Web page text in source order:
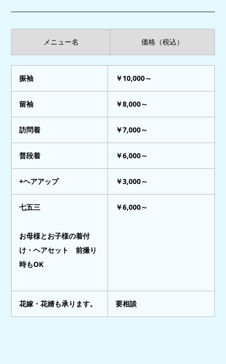
メニュー名 価格（税込）
振袖 ￥10,000～
留袖 ￥8,000～
訪問着 ￥7,000～
普段着 ￥6,000～
+ヘアアップ ￥3,000～
七五三
お母様とお子様の着付
け・ヘアセット 前撮り
時もOK
￥6,000～
花嫁・花婿も承ります。 要相談